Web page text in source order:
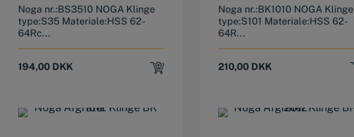
Noga nr.:BS3510 NOGA Klinge
type:S35 Materiale:HSS 62-
64Rc...
194,00 DKK
Noga nr.:BK1010 NOGA Klinge
type:S101 Materiale:HSS 62-
64R...
210,00 DKK